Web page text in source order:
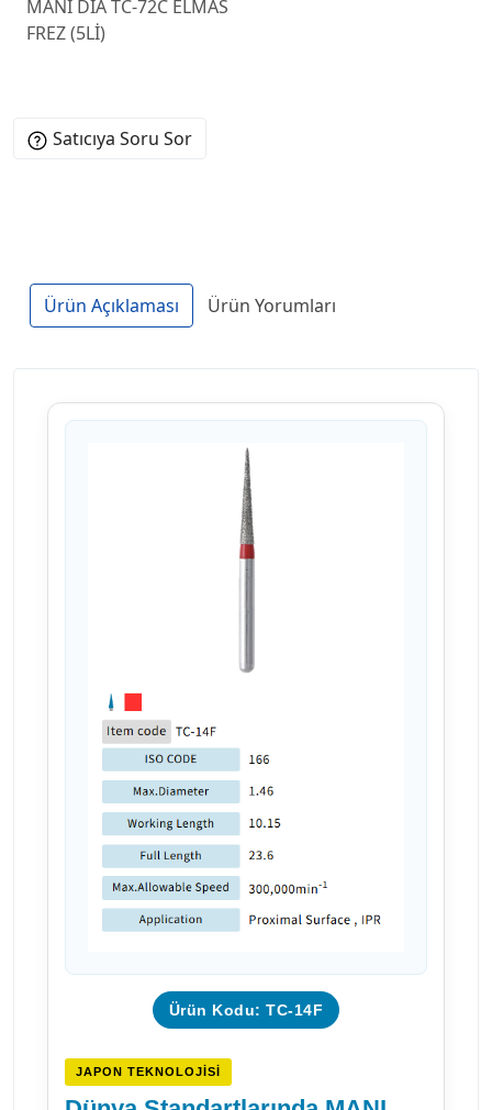
MANI DIA TC-72C ELMAS
FREZ (5Lİ)
Satıcıya Soru Sor
Ürün Açıklaması Ürün Yorumları
Ürün Kodu: TC-14F
JAPON TEKNOLOJISI